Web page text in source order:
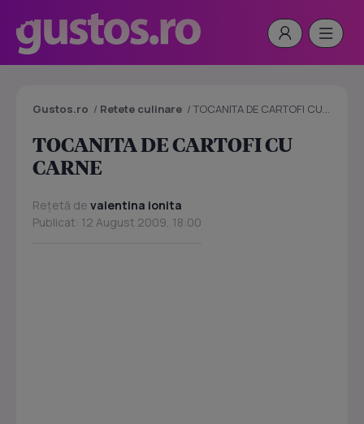
Gustos.ro / Retete culinare /TOCANITA DE CARTOFI CU CARNE
TOCANITA DE CARTOFI CU
CARNE
Rețetă de valentina ionita
Publicat: 12 August 2009, 18:00